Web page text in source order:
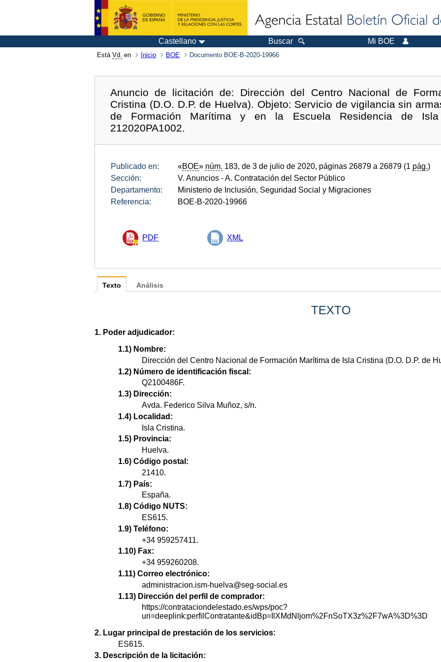
Castellano Buscar Mi BOE
Está Vd. en Inicio BOE Documento BOE-B-2020-19966
Anuncio de licitación de: Dirección del Centro Nacional de
Cristina (D.O. D.P. de Huelva). Objeto: Servicio de vigilancia sin
de Formación Marítima y en la Escuela Residencia de Isla
212020PA1002.
Publicado en: «BOE» núm. 183, de 3 de julio de 2020, páginas 26879 a 26879 (1 pág.)
Sección:
V. Anuncios - A. Contratación del Sector Público
Departamento:
Ministerio de Inclusión, Seguridad Social y Migraciones
Referencia:
BOE-B-2020-19966
PDF XML
Texto
TEXTO
1. Poder adjudicador:
1.1) Nombre:
Dirección del Centro Nacional de Formación Marítima de Isla Cristina (D.O. D.P. de
1.2) Número de identificación fiscal:
Q2100486F.
1.3) Dirección:
Avda. Federico Silva Muñoz, s/n.
1.4) Localidad:
Isla Cristina.
1.5) Provincia:
Huelva.
1.6) Código postal:
21410.
1.7) País:
España.
1.8) Código NUTS:
ES615.
1.9) Teléfono:
+34 959257411.
1.10) Fax:
+34 959260208.
1.11) Correo electrónico:
administracion.ism-huelva@seg-social.es
1.13) Dirección del perfil de comprador:
https://contrataciondelestado.es/wps/poc?
uri=deeplink:perfilContratante&idBp=IlXMdNljom%2FnSoTX3z%2F7wA%3D%3D
2. Lugar principal de prestación de los servicios:
ES615.
3. Descripción de la licitación:
Análisis